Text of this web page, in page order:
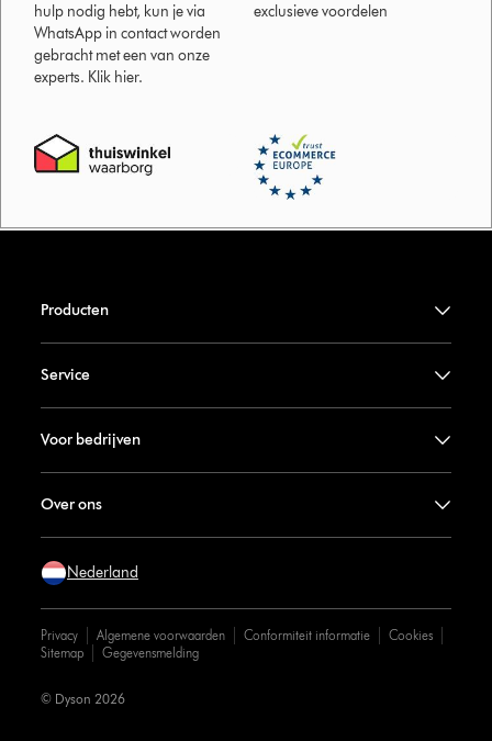
hulp nodig hebt, kun je via
WhatsApp in contact worden
gebracht met een van onze
experts. Klik hier.
exclusieve voordelen
Producten
Service
Voor bedrijven
Over ons
Nederland
Privacy Algemene voorwaarden Conformiteit informatie
Cookies
Sitemap
Gegevensmelding
© Dyson 2026